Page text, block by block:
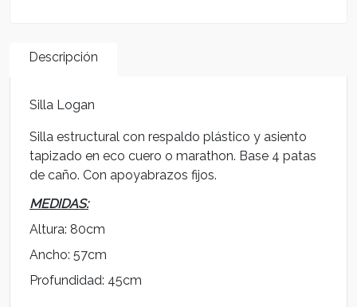
Descripción
Silla Logan
Silla estructural con respaldo plástico y asiento
tapizado en eco cuero o marathon. Base 4 patas
de caño. Con apoyabrazos fijos.
MEDIDAS:
Altura: 80cm
Ancho: 57cm
Profundidad: 45cm